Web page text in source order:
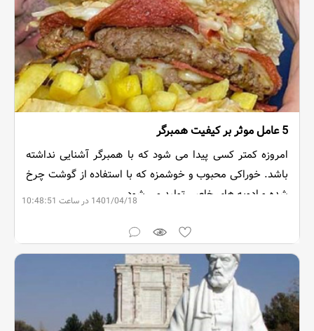
5 عامل موثر بر کیفیت همبرگر
1401/04/18 در ساعت 10:48:51
امروزه کمتر کسی پیدا می شود که با همبرگر آشنایی نداشته
باشد. خوراکی محبوب و خوشمزه که با استفاده از گوشت چرخ
شده و ادویه های خاصی تولید می شود.